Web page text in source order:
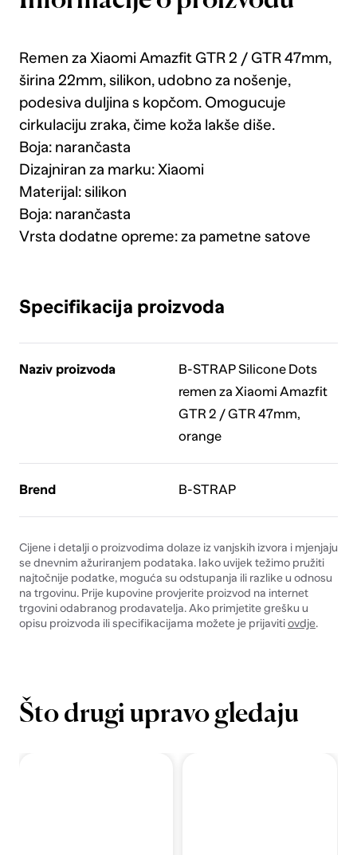
Remen za Xiaomi Amazfit GTR 2 / GTR 47mm,
širina 22mm, silikon, udobno za nošenje,
podesiva duljina s kopčom. Omogucuje
cirkulaciju zraka, čime koža lakše diše.
Boja: narančasta
Dizajniran za marku: Xiaomi
Materijal: silikon
Boja: narančasta
Vrsta dodatne opreme: za pametne satove
Specifikacija proizvoda
Naziv proizvoda
B-STRAP Silicone Dots
remen za Xiaomi Amazfit
GTR 2 / GTR 47mm,
orange
Brend B-STRAP
Cijene i detalji o proizvodima dolaze iz vanjskih izvora i mjenjaju
se dnevnim ažuriranjem podataka. Iako uvijek težimo pružiti
najtočnije podatke, moguća su odstupanja ili razlike u odnosu
na trgovinu. Prije kupovine provjerite proizvod na internet
trgovini odabranog prodavatelja. Ako primjetite grešku u
opisu proizvoda ili specifikacijama možete je prijavitiovdje.
Što drugi upravo gledaju